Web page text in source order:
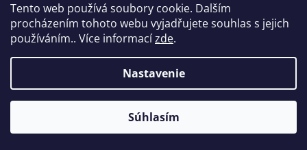
Tento web používá soubory cookie. Dalším
procházením tohoto webu vyjadřujete souhlas s jejich
používáním.. Více informacízde.
Nastavenie
Súhlasím
Vytvoril Shoptet
Copyright 2026LIPERA. Všetky práva vyhradené.